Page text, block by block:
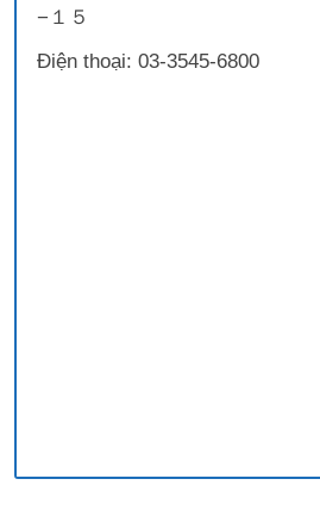
−１５
Điện thoại: 03-3545-6800